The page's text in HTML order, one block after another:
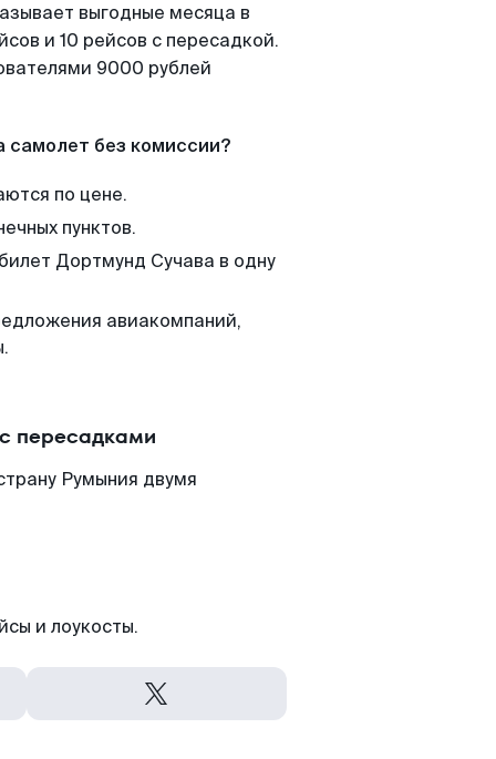
выгодные месяца в
и 10 рейсов с пересадкой.
9000 рублей
самолет без комиссии?
по цене.
пунктов.
Дортмунд Сучава в одну
авиакомпаний,
пересадками
Румыния двумя
и лоукосты.